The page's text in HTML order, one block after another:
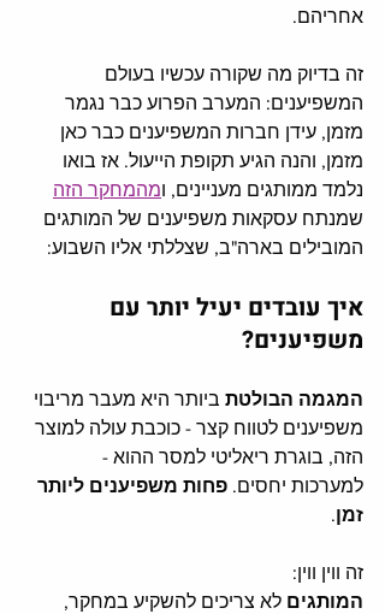
אחריהם.
זה בדיוק מה שקורה עכשיו בעולם
המשפיענים: המערב הפרוע כבר נגמר
מזמן, עידן חברות המשפיענים כבר כאן
מזמן, והנה הגיע תקופת הייעול. אז בואו
נלמד ממותגים מעניינים, ומהמחקר הזה
שמנתח עסקאות משפיענים של המותגים
המובילים בארה"ב, שצללתי אליו השבוע:
איך עובדים יעיל יותר עם
משפיענים?
המגמה הבולטת ביותר היא מעבר מריבוי
משפיענים לטווח קצר - כוכבת עולה למוצר
הזה, בוגרת ריאליטי למסר ההוא -
למערכות יחסים. פחות משפיענים ליותר
זמן.
זה ווין ווין:
המותגים לא צריכים להשקיע במחקר,